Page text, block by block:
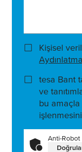
Kişisel
tesa Bant
ve
bu
Anti-Robot